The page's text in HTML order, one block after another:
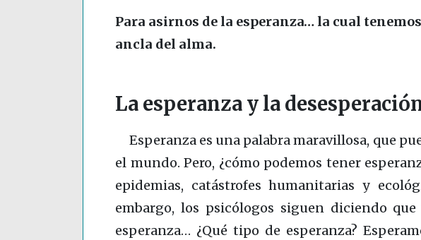
Para asirnos de la esperanza… la cual
ancla del alma.
La esperanza y la
Esperanza es una palabra maravillosa, que
el mundo. Pero, ¿cómo podemos tener
epidemias, catástrofes humanitarias y
embargo, los psicólogos siguen diciendo
esperanza… ¿Qué tipo de esperanza?